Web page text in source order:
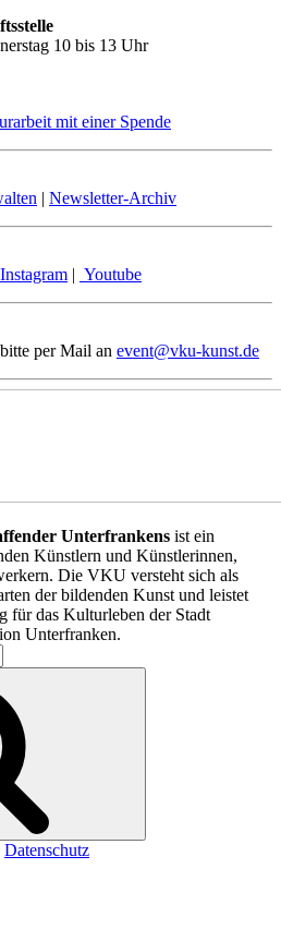
10 bis 13 Uhr
mit einer Spende
| Newsletter-Archiv
Instagram | Youtube
per Mail an event@vku-kunst.de
Unterfrankens ist ein
Künstlern und Künstlerinnen,
Die VKU versteht sich als
der bildenden Kunst und leistet
für das Kulturleben der Stadt
Unterfranken.
Datenschutz